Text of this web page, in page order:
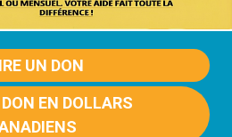
UN DON
EN DOLLARS